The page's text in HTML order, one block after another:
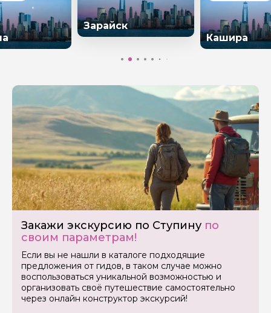
Зарайск
Кашира
Закажи экскурсию по Ступину по
своим параметрам!
Если вы не нашли в каталоге подходящие
предложения от гидов, в таком случае можно
воспользоваться уникальной возможностью и
организовать своё путешествие самостоятельно
через онлайн конструктор экскурсий!
Задайте свой вопрос гиду
Как вас зовут
Ваш номер телефона